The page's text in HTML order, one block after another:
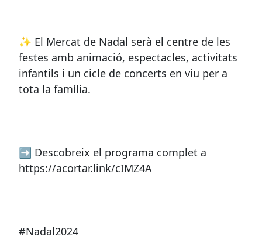
✨ El Mercat de Nadal serà el centre de les
festes amb animació, espectacles, activitats
infantils i un cicle de concerts en viu per a
tota la família.
➡ Descobreix el programa complet a
https://acortar.link/cIMZ4A
#Nadal2024